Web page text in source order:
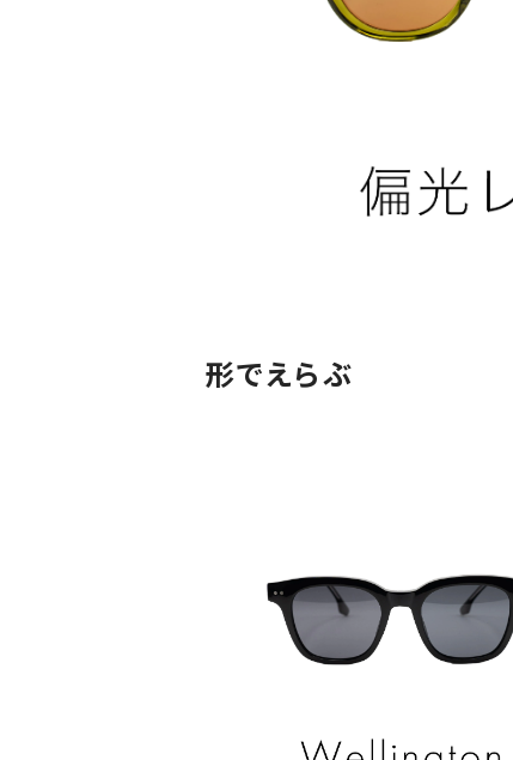
形でえらぶ